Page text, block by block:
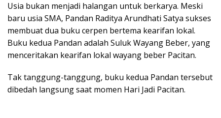
Usia bukan menjadi halangan untuk berkarya. Meski
baru usia SMA, Pandan Raditya Arundhati Satya sukses
membuat dua buku cerpen bertema kearifan lokal.
Buku kedua Pandan adalah Suluk Wayang Beber, yang
menceritakan kearifan lokal wayang beber Pacitan.
Tak tanggung-tanggung, buku kedua Pandan tersebut
dibedah langsung saat momen Hari Jadi Pacitan.